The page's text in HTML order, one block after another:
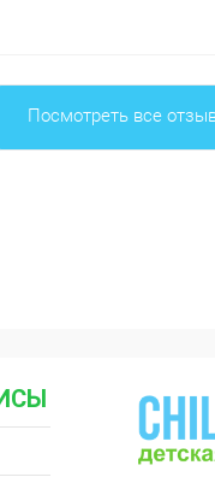
Посмотреть все